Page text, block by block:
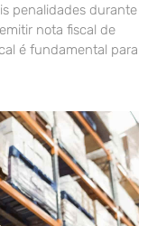
penalidades durante
nota fiscal de
é fundamental para